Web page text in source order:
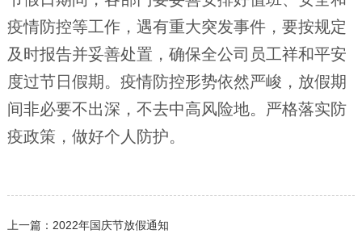
疫情防控等工作，遇有重大突发事件，要按规定
及时报告并妥善处置，确保全公司员工祥和平安
度过节日假期。疫情防控形势依然严峻，放假期
间非必要不出深，不去中高风险地。严格落实防
疫政策，做好个人防护。
上一篇：2022年国庆节放假通知